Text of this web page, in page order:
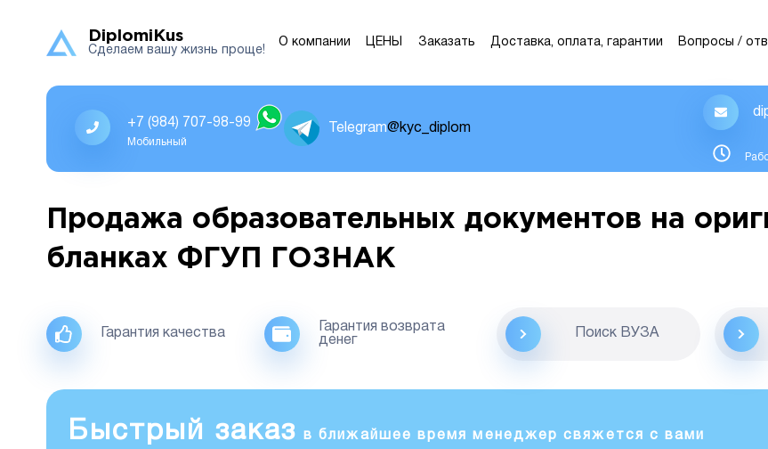
DiplomiKus
Сделаем вашу жизнь проще!
О компании ЦЕНЫ Заказать Доставка, оплата, гарантии Вопросы /
+7 (984) 707-98-99
Мобильный
Telegram@kyc_diplom
Продажа образовательных документов на
бланках ФГУП ГОЗНАК
Гарантия качества
Гарантия возврата
денег
Поиск ВУЗА
Быстрый заказ в ближайшее время менеджер свяжется с вами